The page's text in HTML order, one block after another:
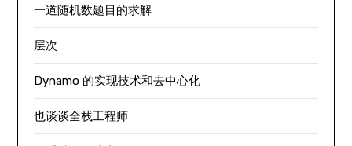
一道随机数题目的求解
层次
Dynamo 的实现技术和去中心化
也谈谈全栈工程师